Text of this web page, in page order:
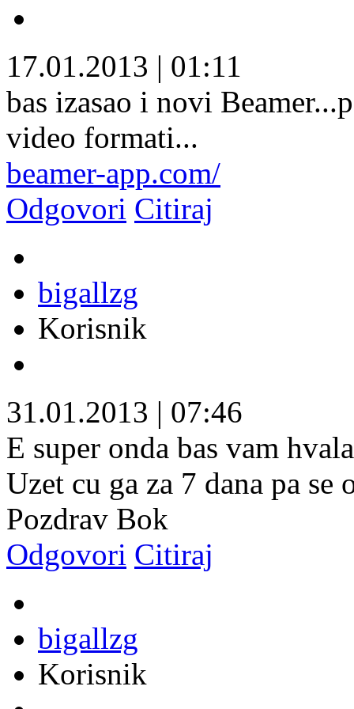
17.01.2013 | 01:11
bas izasao i novi
video formati...
beamer-app.com/
Odgovori Citiraj
bigallzg
Korisnik
31.01.2013 | 07:46
E super onda bas vam hvala
Uzet cu ga za 7 dana pa se
Pozdrav Bok
Odgovori Citiraj
bigallzg
Korisnik